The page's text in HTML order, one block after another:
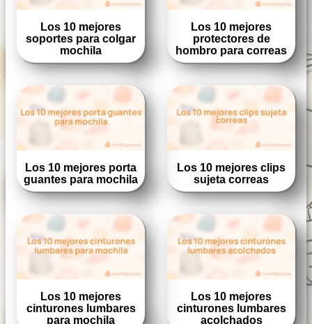
Los 10 mejores
soportes para colgar
mochila
Los 10 mejores
protectores de
hombro para correas
Los 10 mejores porta
guantes para mochila
Los 10 mejores clips
sujeta correas
Los 10 mejores
cinturones lumbares
para mochila
Los 10 mejores
cinturones lumbares
acolchados